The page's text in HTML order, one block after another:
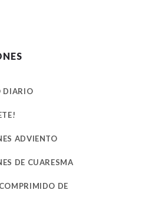
DIARIO
ADVIENTO
DE CUARESMA
DE